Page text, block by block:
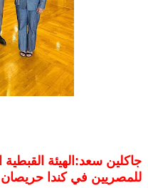
جاكلين سعد: الهيئة
للمصريين في كندا